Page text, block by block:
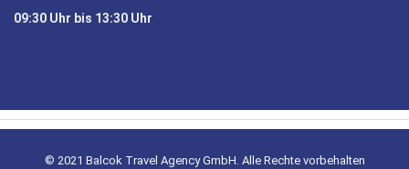
09:30 Uhr bis 13:30 Uhr
© 2021 Balcok Travel Agency GmbH. Alle Rechte vorbehalten